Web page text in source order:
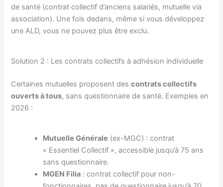
de santé (contrat collectif d’anciens salariés, mutuelle via
association). Une fois dedans, même si vous développez
une ALD, vous ne pouvez plus être exclu.
Solution 2 : Les contrats collectifs à adhésion individuelle
Certaines mutuelles proposent descontrats collectifs
ouverts à tous, sans questionnaire de santé. Exemples en
2026 :
Mutuelle Générale (ex-MGC) : contrat
« Essentiel Collectif », accessible jusqu’à 75 ans
sans questionnaire.
MGEN Filia : contrat collectif pour non-